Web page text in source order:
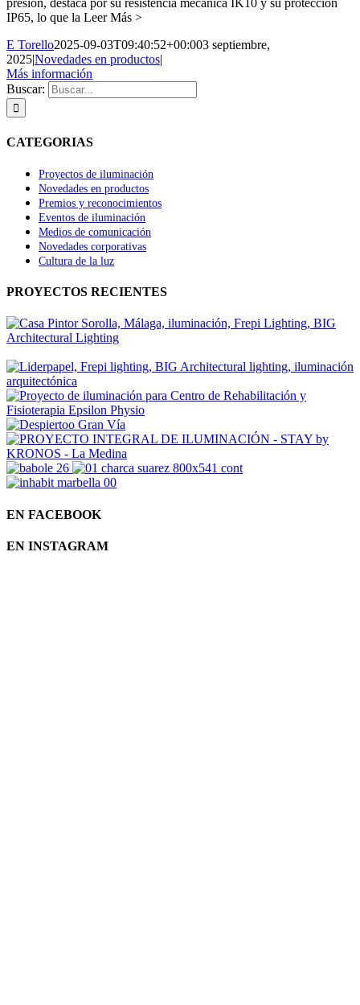
presión, destaca por su resistencia mecánica IK10 y su protección
IP65, lo que la Leer Más >
E Torello2025-09-03T09:40:52+00:003 septiembre,
2025|Novedades en productos|
Más información
Buscar:
CATEGORIAS
Proyectos de iluminación
Novedades en productos
Premios y reconocimientos
Eventos de iluminación
Medios de comunicación
Novedades corporativas
Cultura de la luz
PROYECTOS RECIENTES
EN FACEBOOK
EN INSTAGRAM